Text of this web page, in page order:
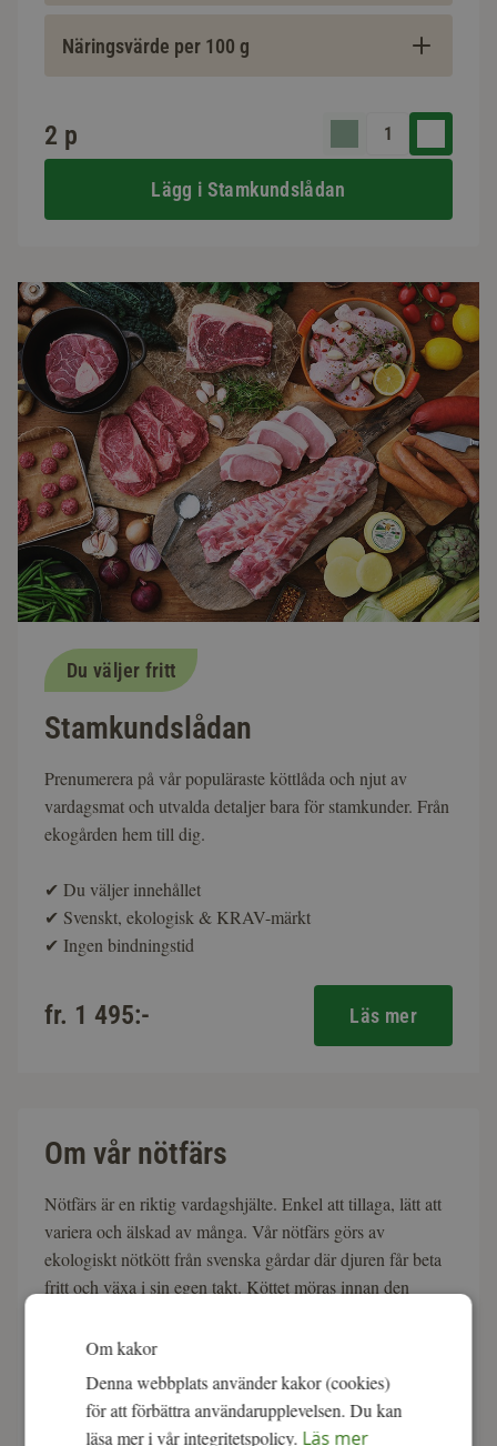
Näringsvärde per 100 g
2 p
Lägg i Stamkundslådan
Om vår nötfärs
Nötfärs är en riktig vardagshjälte. Enkel att tillaga, lätt att
variera och älskad av många. Vår nötfärs görs av
ekologiskt nötkött från svenska gårdar där djuren får beta
fritt och växa i sin egen takt. Köttet möras innan den
ur sig i pannan. Smaken är fyllig och tydligt köttig, som
100 % ekologiskt och KRAV-märkt nötkött från Sverige.
Du väljer fritt
Stamkundslådan
Prenumerera på vår populäraste köttlåda och njut av
vardagsmat och utvalda detaljer bara för stamkunder. Från
ekogården hem till dig.
✔ Du väljer innehållet
✔ Svenskt, ekologisk & KRAV-märkt
✔ Ingen bindningstid
fr. 1 495:- Läs mer
Om kakor
Denna webbplats använder kakor (cookies)
för att förbättra användarupplevelsen. Du kan
läsa mer i vår integritetspolicy. Läs mer